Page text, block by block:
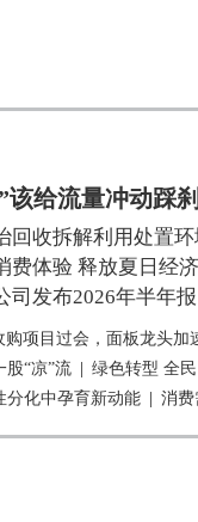
该给流量冲动踩
回收拆解利用处置
费体验 释放夏日经
司发布2026年半年报
购项目过会，面板龙头加
股“凉”流
绿色转型 全
分化中孕育新动能
消费